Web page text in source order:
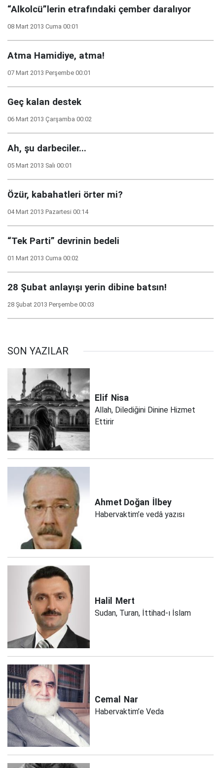
“Alkolcü”lerin etrafındaki çember daralıyor
08 Mart 2013 Cuma 00:01
Atma Hamidiye, atma!
07 Mart 2013 Perşembe 00:01
Geç kalan destek
06 Mart 2013 Çarşamba 00:02
Ah, şu darbeciler...
05 Mart 2013 Salı 00:01
Özür, kabahatleri örter mi?
04 Mart 2013 Pazartesi 00:14
“Tek Parti” devrinin bedeli
01 Mart 2013 Cuma 00:02
28 Şubat anlayışı yerin dibine batsın!
28 Şubat 2013 Perşembe 00:03
SON YAZILAR
Elif Nisa
Allah, Dilediğini Dinine Hizmet
Ettirir
Ahmet Doğan İlbey
Habervaktim’e vedâ yazısı
Halil Mert
Sudan, Turan, İttihad-ı İslam
Cemal Nar
Habervaktim’e Veda